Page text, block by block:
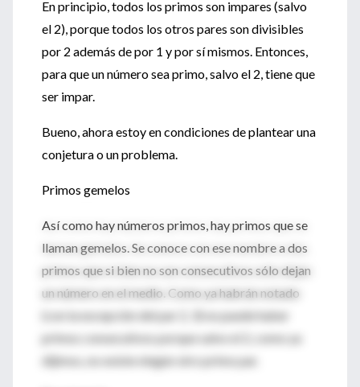
En principio, todos los primos son impares (salvo
el 2), porque todos los otros pares son divisibles
por 2 además de por 1 y por sí mismos. Entonces,
para que un número sea primo, salvo el 2, tiene que
ser impar.
Bueno, ahora estoy en condiciones de plantear una
conjetura o un problema.
Primos gemelos
Así como hay números primos, hay primos que se
llaman gemelos. Se conoce con ese nombre a dos
primos que si bien no son consecutivos sólo dejan
un número en el medio. Como ya habrán notado
(con la excepción del par 2, 3) no puede haber
primos consecutivos porque salvo el 2, como ya
dijimos, no existe ningún otro primo par.